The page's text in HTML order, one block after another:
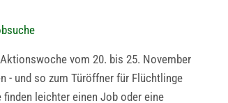
vom 20. bis 25. November
- und so zum Türöffner für Flüchtlinge
leichter einen Job oder eine